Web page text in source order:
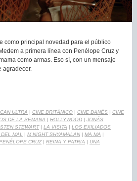
como principal novedad para el público
a primera línea con Penélope Cruz y
como armas. Eso sí, con un mensaje
agradecer.
ULTRA | CINE BRITÁNICO | CINE DANÉS | CINE
DE LA SEMANA | HOLLYWOOD | JONÁS
STEWART| LA VISITA | LOS EXILIADOS
MAL | M NIGHT SHYAMALAN | MA MA |
CRUZ| REINA Y PATRIA | UNA